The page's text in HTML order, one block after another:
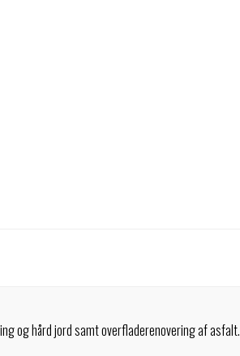
og hård jord samt overfladerenovering af asfalt.